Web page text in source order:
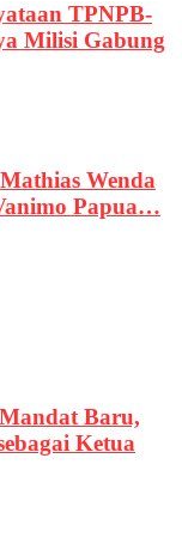
TPNPB-
Milisi Gabung
Wenda
Papua…
Baru,
Ketua